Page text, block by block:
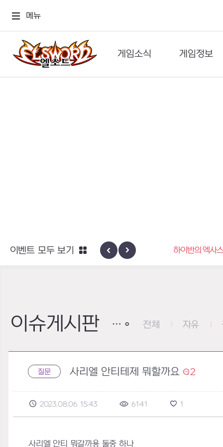
메뉴
게임소식
공지사항
게임정보
세계관
엑사스케일 증폭 회로 보급 터미널
이벤트
하이반의 엑사
이벤트 모두 보기
이슈게시판 전체 자유
질문 사리엘 안티테제 뭐할까요 2
2023.08.06 15:43 6141 1
사리엘 안티 뭐갈까용 둘중 하나